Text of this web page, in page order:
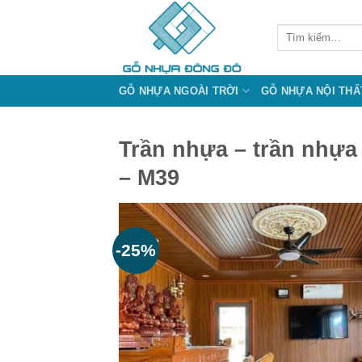
Tìm
GỖ NHỰA NGOÀI TRỜI GỖ NHỰA NỘI
Trần nhựa – trần
– M39
-25%